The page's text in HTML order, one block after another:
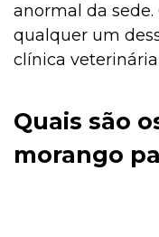
anormal da
qualquer um
clínica
Quais são
morango